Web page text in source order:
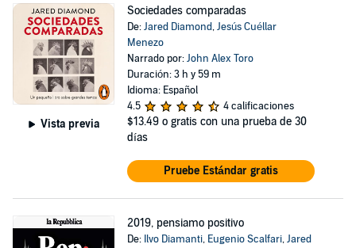
Vista previa
Sociedades comparadas
De:Jared Diamond,Jesús Cuéllar
Menezo
Narrado por:John Alex Toro
Duración: 3 h y 59 m
Idioma: Español
4.5
4 calificaciones
$13.49 o gratis con una prueba de 30
días
Pruebe Estándar gratis
2019, pensiamo positivo
De: Ilvo Diamanti, Eugenio Scalfari,Jared